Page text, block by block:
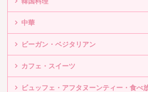
中華
ビーガン・ベジタリアン
カフェ・スイーツ
ビュッフェ・アフタヌーンティー・食べ